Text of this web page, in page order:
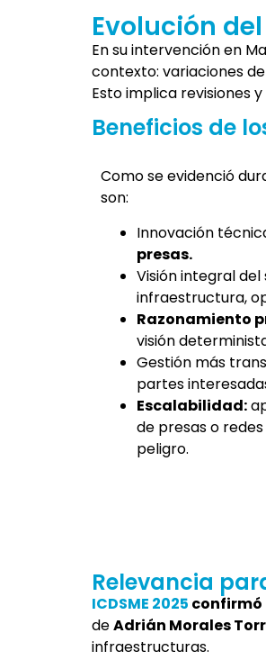
Evolución
En su intervención en
contexto: variaciones
Esto implica revisiones
Beneficios de
Como se evidenció
son:
Innovación
presas.
Visión integral
infraestructura,
Razonamiento
visión
Gestión más
partes
Escalabilidad:
de presas o
peligro.
Relevancia
ICDSME 2025 confirmó
deAdrián Morales
infraestructuras.